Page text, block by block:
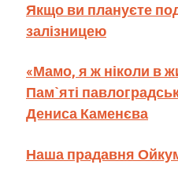
Якщо ви плануєте
залізницею
«Мамо, я ж ніколи в
Пам`яті
Дениса Каменєва
Наша прадавня